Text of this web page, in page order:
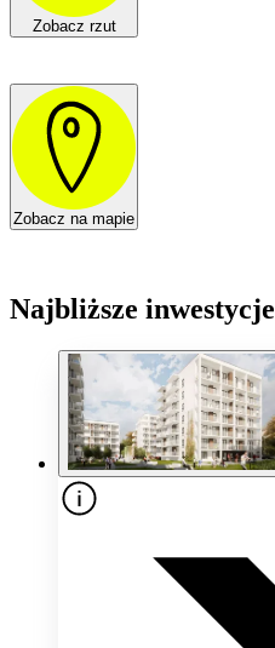
Zobacz rzut
Zobacz na mapie
Najbliższe inwestycje